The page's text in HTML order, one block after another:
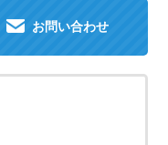
お問い合わせ